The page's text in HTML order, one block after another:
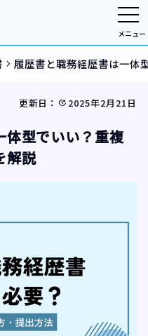
メニュー
navigate_next履歴書と職務経歴書は一体
更新日： update 2025年2月21日
体型でいい？重複
解説